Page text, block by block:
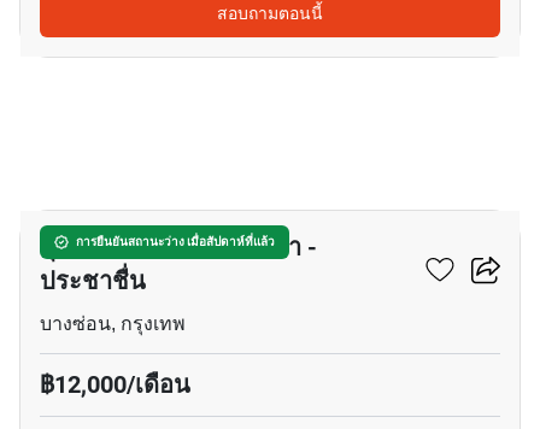
สอบถามตอนนี้
การยืนยันสถานะว่าง เมื่อสัปดาห์ที่แล้ว
ศุภาลัย เวอเรนด้า รัชวิภา -
ประชาชื่น
บางซ่อน, กรุงเทพ
฿12,000/เดือน